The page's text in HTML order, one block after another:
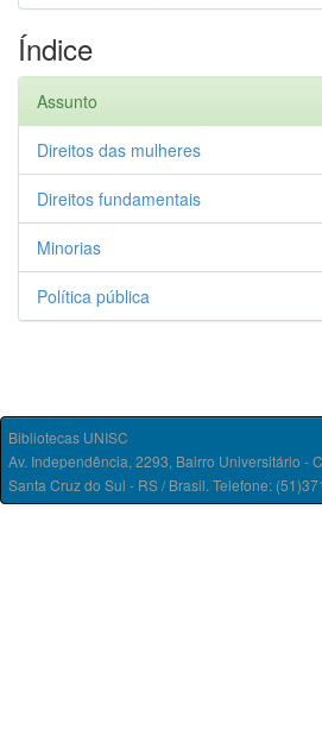
Índice
Assunto
Direitos das mulheres
Direitos fundamentais
Minorias
Política pública
Bibliotecas UNISC
Av. Independência, 2293, Bairro Universitário -
Santa Cruz do Sul - RS / Brasil. Telefone: